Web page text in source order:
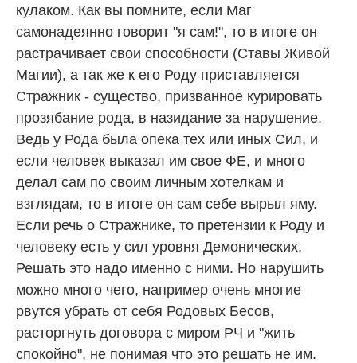
кулаком. Как вы помните, если Маг
самонадеянно говорит "я сам!", то в итоге он
растрачивает свои способности (Ставы Живой
Магии), а так же к его Роду приставляется
Стражник - существо, призванное курировать
прозябание рода, в назидание за нарушение.
Ведь у Рода была опека тех или иных Сил, и
если человек выказал им свое ФЕ, и много
делал сам по своим личным хотелкам и
взглядам, то в итоге он сам себе вырыл яму.
Если речь о Стражнике, то претензии к Роду и
человеку есть у сил уровня Демонических.
Решать это надо именно с ними. Но нарушить
можно много чего, например очень многие
рвутся убрать от себя Родовых Бесов,
расторгнуть договора с миром РЧ и "жить
спокойно", не понимая что это решать не им.